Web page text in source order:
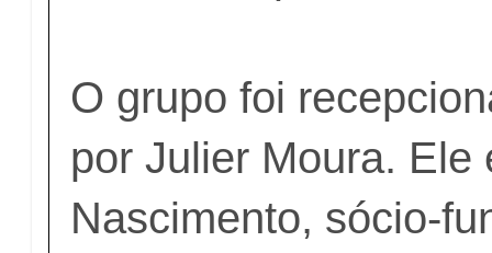
O grupo foi
por Julier Moura. Ele
Nascimento, sócio-